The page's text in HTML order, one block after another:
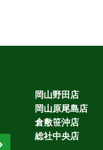
岡山野田店
岡山原尾島店
倉敷笹沖店
総社中央店